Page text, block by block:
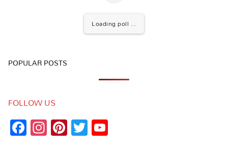
Loading poll ...
POPULAR POSTS
FOLLOW US
Facebook
Instagram
Pinterest
Twitter